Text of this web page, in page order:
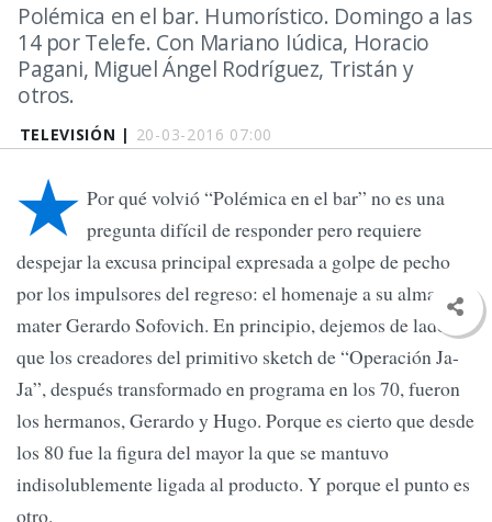
TELEVISIÓN | 20-03-2016 07:00
Polémica en el bar. Humorístico. Domingo a las
14 por Telefe. Con Mariano Iúdica, Horacio
Pagani, Miguel Ángel Rodríguez, Tristán y
otros.
★ Por qué volvió “Polémica en el bar” no es una
pregunta difícil de responder pero requiere
despejar la excusa principal expresada a golpe de pecho
por los impulsores del regreso: el homenaje a su alma
mater Gerardo Sofovich. En principio, dejemos de lado
que los creadores del primitivo sketch de “Operación Ja-
Ja”, después transformado en programa en los 70, fueron
los hermanos, Gerardo y Hugo. Porque es cierto que desde
los 80 fue la figura del mayor la que se mantuvo
indisolublemente ligada al producto. Y porque el punto es
otro.